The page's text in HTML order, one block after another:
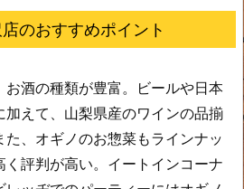
のおすすめポイント
お酒の種類が豊富。ビールや日本
えて、山梨県産のワインの品揃
た、オギノのお惣菜もラインナッ
評判が高い。イートインコーナ